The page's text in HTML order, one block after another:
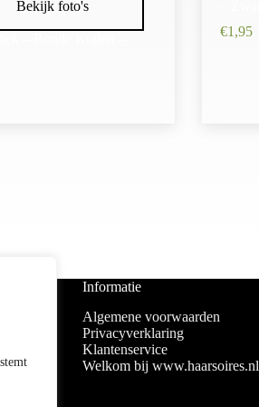
Bekijk foto's
€1,95
Informatie
Algemene voorwaarden
Privacyverklaring
Klantenservice
Welkom bij www.haarsoires.nl